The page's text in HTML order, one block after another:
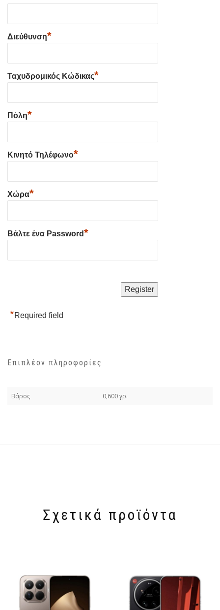
Διεύθυνση*
Ταχυδρομικός Κώδικας*
Πόλη*
Κινητό Τηλέφωνο*
Χώρα*
Βάλτε ένα Password*
*Required field
Επιπλέον πληροφορίες
Βάρος 0,600 γρ.
Σχετικά προϊόντα